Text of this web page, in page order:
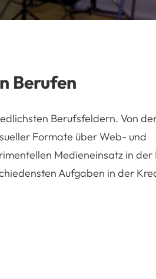
Berufen
Berufsfeldern. Von
Formate über Web- und
Medieneinsatz in der
Aufgaben in der